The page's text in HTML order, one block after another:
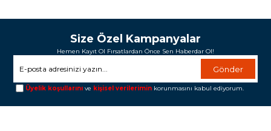
Size Özel Kampanyalar
Hemen Kayıt Ol Fırsatlardan Önce Sen Haberdar Ol!
Gönder
Üyelik koşullarını ve kişisel verilerimin korunmasını kabul ediyorum.